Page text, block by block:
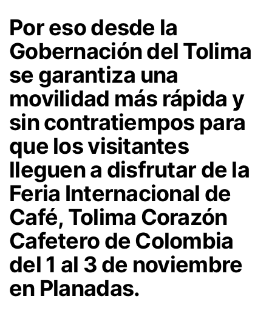
Por eso desde la
Gobernación del Tolima
se garantiza una
movilidad más rápida y
sin contratiempos para
que los visitantes
lleguen a disfrutar de la
Feria Internacional de
Café, Tolima Corazón
Cafetero de Colombia
del 1 al 3 de noviembre
en Planadas.